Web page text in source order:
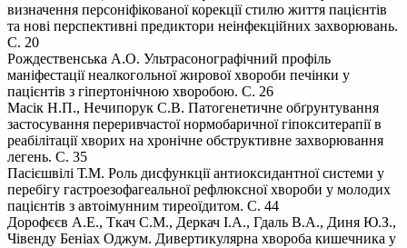
визначення персоніфікованої корекції стилю життя пацієнтів
та нові перспективні предиктори неінфекційних захворювань.
С. 20
Рождественська А.О. Ультрасонографічний профіль
маніфестації неалкогольної жирової хвороби печінки у
пацієнтів з гіпертонічною хворобою. С. 26
Масік Н.П., Нечипорук С.В. Патогенетичне обґрунтування
застосування переривчастої нормобаричної гіпокситерапії в
реабілітації хворих на хронічне обструктивне захворювання
легень. С. 35
Пасієшвілі Т.М. Роль дисфункції антиоксидантної системи у
перебігу гастроезофагеальної рефлюксної хвороби у молодих
пацієнтів з автоімунним тиреоїдитом. С. 44
Дорофєєв А.Е., Ткач С.М., Деркач І.А., Гдаль В.А., Диня Ю.З.,
Чівенду Беніах Оджум. Дивертикулярна хвороба кишечника у